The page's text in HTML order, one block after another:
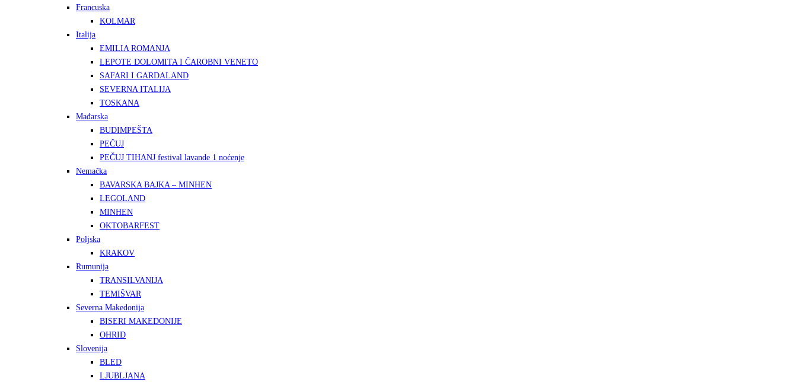
Francuska
KOLMAR
Italija
EMILIA ROMANJA
LEPOTE DOLOMITA I ČAROBNI VENETO
SAFARI I GARDALAND
SEVERNA ITALIJA
TOSKANA
Mađarska
BUDIMPEŠTA
PEČUJ
PEČUJ TIHANJ festival lavande 1 noćenje
Nemačka
BAVARSKA BAJKA – MINHEN
LEGOLAND
MINHEN
OKTOBARFEST
Poljska
KRAKOV
Rumunija
TRANSILVANIJA
TEMIŠVAR
Severna Makedonija
BISERI MAKEDONIJE
OHRID
Slovenija
BLED
LJUBLJANA